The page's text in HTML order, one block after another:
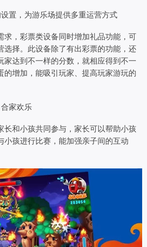
，为游乐场提供多重运营方式
，彩票类设备同时增加礼品功能，可
选择。此设备除了有出彩票的功能，还
家达到不一样的分数，就相应得到不一
的增加，能吸引玩家、提高玩家游玩的
家欢乐
和小孩共同参与，家长可以帮助小孩
小孩进行比赛，能加强亲子间的互动